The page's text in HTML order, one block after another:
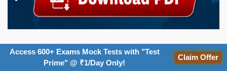
Access 600+ Exams Mock Tests with "Test
Prime" @ ₹1/Day Only!
Claim Offer